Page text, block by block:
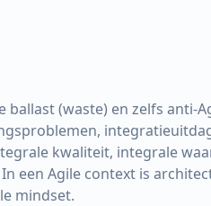
(waste) en zelfs anti-
kwaliteit, integrale
een Agile context is
mindset.